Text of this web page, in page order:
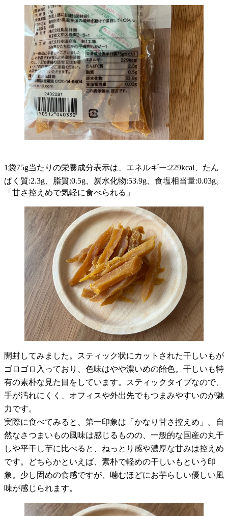
1袋75g当たりの栄養成分表示は、エネルギー:229kcal、たん
ぱく質:2.3g、脂質:0.5g、炭水化物:53.9g、食塩相当量:0.03g。
「甘さ控えめで気軽に食べられる」
開封してみました。スティック状にカットされた干しいもが
ゴロゴロ入っており、色味はやや濃いめの飴色。干しいも特
有の素朴な見た目をしています。スティックタイプなので、
手が汚れにくく、オフィスや外出先でもつまみやすいのが魅
力です。
実際に食べてみると、第一印象は「かなり甘さ控えめ」。自
然なさつまいもの風味は感じるものの、一般的な国産の丸干
しや平干し芋に比べると、ねっとり感や濃厚な甘みは控えめ
です。どちらかといえば、素朴で軽めの干しいもという印
象。少し固めの食感ですが、噛むほどにお芋らしい優しい風
味が感じられます。